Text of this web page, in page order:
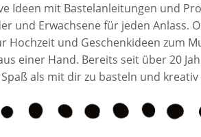
Ideen mit Bastelanleitungen und
und Erwachsene für jeden Anlass.
Hochzeit und Geschenkideen zum
einer Hand. Bereits seit über 20
Spaß als mit dir zu basteln und kreativ